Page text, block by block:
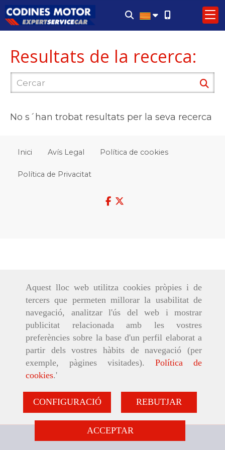
Aquest lloc web utilitza cookies pròpies i de
tercers que permeten millorar la usabilitat de
navegació, analitzar l'ús del web i mostrar
publicitat relacionada amb les vostres
preferències sobre la base d'un perfil elaborat a
partir dels vostres hàbits de navegació (per
exemple, pàgines visitades). Política de
cookies.'
CONFIGURACIÓ REBUTJAR
ACCEPTAR
Resultats de la recerca:
No s´han trobat resultats per la seva recerca
Inici Avís Legal Política de cookies
Política de Privacitat
938661351